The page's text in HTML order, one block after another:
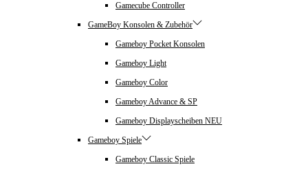
Gamecube Controller
GameBoy Konsolen & Zubehör
Gameboy Pocket Konsolen
Gameboy Light
Gameboy Color
Gameboy Advance & SP
Gameboy Displayscheiben NEU
Gameboy Spiele
Gameboy Classic Spiele